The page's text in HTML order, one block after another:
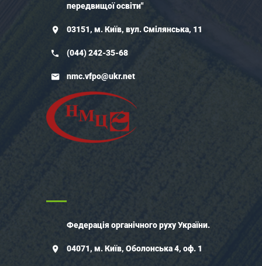
передвищої освіти"
03151, м. Київ, вул. Смілянська, 11
(044) 242-35-68
nmc.vfpo@ukr.net
Федерація органічного руху України.
04071, м. Київ, Оболонська 4, оф. 1